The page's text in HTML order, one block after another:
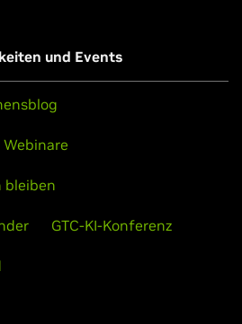
und Events
Webinare
bleiben
GTC-KI-Konferenz